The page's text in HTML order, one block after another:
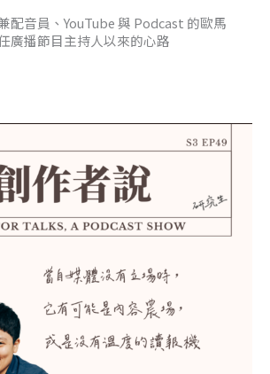
配音員、YouTube 與 Podcast 的歐馬
廣播節目主持人以來的心路